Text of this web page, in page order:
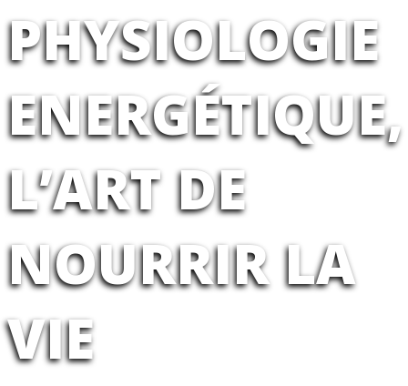
PHYSIOLOGIE
ENERGÉTIQUE,
L’ART DE
NOURRIR LA
VIE